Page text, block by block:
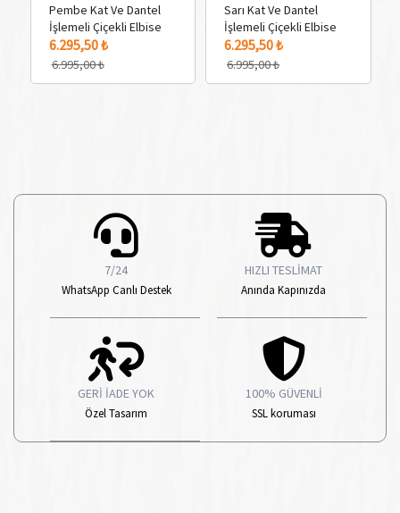
3 Adet Renk Seçeneği
Pembe Kat Ve Dantel
İşlemeli Çiçekli Elbise
6.295,50 ₺
6.995,00 ₺
3 Adet Renk Seçeneği
Sarı Kat Ve Dantel
İşlemeli Çiçekli Elbise
6.295,50 ₺
6.995,00 ₺
7/24
WhatsApp Canlı Destek
HIZLI TESLİMAT
Anında Kapınızda
GERİ İADE YOK
Özel Tasarım
100% GÜVENLİ
SSL koruması